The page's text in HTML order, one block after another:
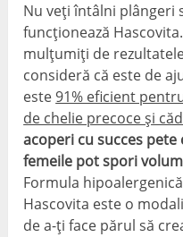
Nu veți întâlni plângeri
funcționează
mulțumiți de
consideră că este de
este91% eficient
de chelie precoce și
acoperi cu succes
femeile pot spori
Formula
Hascovita este o
de a-ți face părul să